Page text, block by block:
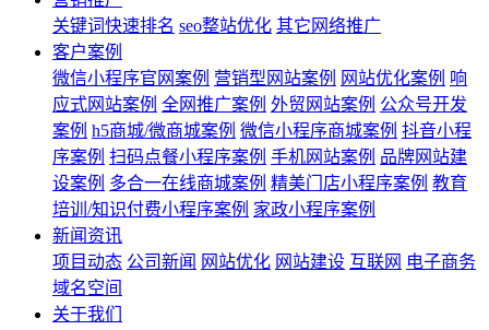
关键词快速排名 seo整站优化 其它网络推广
客户案例
微信小程序官网案例 营销型网站案例 网站优化案例 响
应式网站案例 全网推广案例 外贸网站案例 公众号开发
案例 h5商城/微商城案例 微信小程序商城案例 抖音小程
序案例 扫码点餐小程序案例 手机网站案例 品牌网站建
设案例 多合一在线商城案例 精美门店小程序案例 教育
培训/知识付费小程序案例 家政小程序案例
新闻资讯
项目动态 公司新闻 网站优化 网站建设 互联网 电子商务
域名空间
关于我们